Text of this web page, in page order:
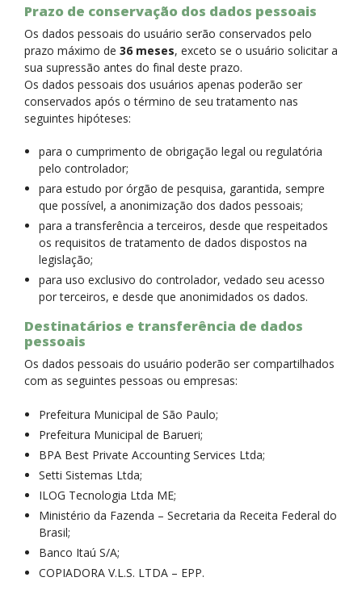
Prazo de conservação dos dados pessoais
Os dados pessoais do usuário serão conservados pelo
prazo máximo de 36 meses, exceto se o usuário solicitar a
sua supressão antes do final deste prazo.
Os dados pessoais dos usuários apenas poderão ser
conservados após o término de seu tratamento nas
seguintes hipóteses:
para o cumprimento de obrigação legal ou regulatória
pelo controlador;
para estudo por órgão de pesquisa, garantida, sempre
que possível, a anonimização dos dados pessoais;
para a transferência a terceiros, desde que respeitados
os requisitos de tratamento de dados dispostos na
legislação;
para uso exclusivo do controlador, vedado seu acesso
por terceiros, e desde que anonimidados os dados.
Destinatários e transferência de dados
pessoais
Os dados pessoais do usuário poderão ser compartilhados
com as seguintes pessoas ou empresas:
Prefeitura Municipal de São Paulo;
Prefeitura Municipal de Barueri;
BPA Best Private Accounting Services Ltda;
Setti Sistemas Ltda;
ILOG Tecnologia Ltda ME;
Ministério da Fazenda – Secretaria da Receita Federal do
Brasil;
Banco Itaú S/A;
COPIADORA V.L.S. LTDA – EPP.